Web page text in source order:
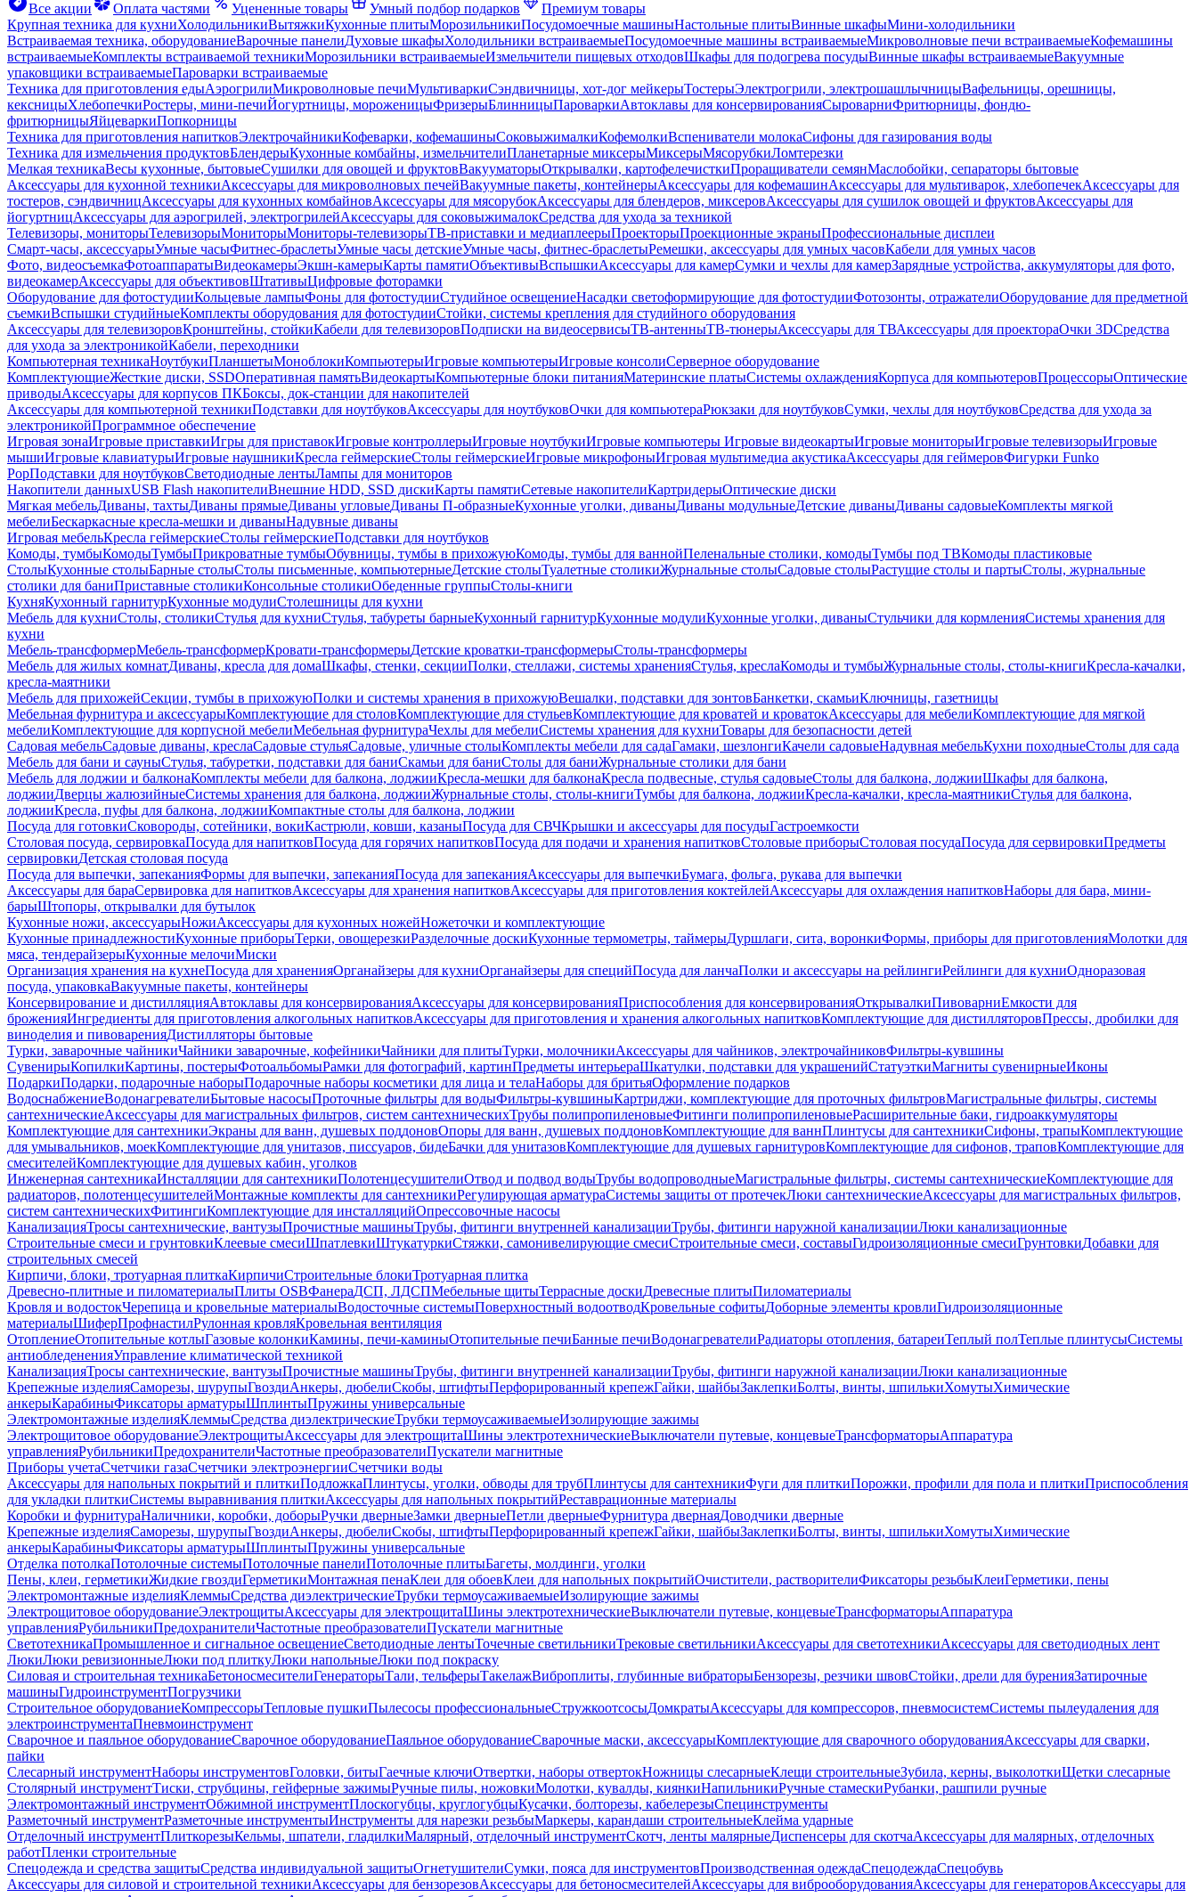
Все акции
Оплата частями Уцененные товары Умный подбор подарков
Премиум товары
Крупная техника для кухниХолодильникиВытяжкиКухонные плитыМорозильникиПосудомоечные машиныНастольные плитыВинные шкафыМини-холодильники
Встраиваемая техника, оборудованиеВарочные панелиДуховые шкафыХолодильники встраиваемыеПосудомоечные машины встраиваемыеМикроволновые печи встраиваемыеКофемашины
встраиваемыеКомплекты встраиваемой техникиМорозильники встраиваемыеИзмельчители пищевых отходовШкафы для подогрева посудыВинные шкафы встраиваемыеВакуумные
упаковщики встраиваемыеПароварки встраиваемые
Техника для приготовления едыАэрогрилиМикроволновые печиМультиваркиСэндвичницы, хот-дог мейкерыТостерыЭлектрогрили, электрошашлычницыВафельницы, орешницы,
кексницыХлебопечкиРостеры, мини-печиЙогуртницы, мороженицыФризерыБлинницыПароваркиАвтоклавы для консервированияСыроварниФритюрницы, фондю-
фритюрницыЯйцеваркиПопкорницы
Техника для приготовления напитковЭлектрочайникиКофеварки, кофемашиныСоковыжималкиКофемолкиВспениватели молокаСифоны для газирования воды
Техника для измельчения продуктовБлендерыКухонные комбайны, измельчителиПланетарные миксерыМиксерыМясорубкиЛомтерезки
Мелкая техникаВесы кухонные, бытовыеСушилки для овощей и фруктовВакууматорыОткрывалки, картофелечисткиПроращиватели семянМаслобойки, сепараторы бытовые
Аксессуары для кухонной техникиАксессуары для микроволновых печейВакуумные пакеты, контейнерыАксессуары для кофемашинАксессуары для мультиварок, хлебопечекАксессуары для
тостеров, сэндвичницАксессуары для кухонных комбайновАксессуары для мясорубокАксессуары для блендеров, миксеровАксессуары для сушилок овощей и фруктовАксессуары для
йогуртницАксессуары для аэрогрилей, электрогрилейАксессуары для соковыжималокСредства для ухода за техникой
Телевизоры, мониторыТелевизорыМониторыМониторы-телевизорыТВ-приставки и медиаплеерыПроекторыПроекционные экраныПрофессиональные дисплеи
Смарт-часы, аксессуарыУмные часыФитнес-браслетыУмные часы детскиеУмные часы, фитнес-браслетыРемешки, аксессуары для умных часовКабели для умных часов
Фото, видеосъемкаФотоаппаратыВидеокамерыЭкшн-камерыКарты памятиОбъективыВспышкиАксессуары для камерСумки и чехлы для камерЗарядные устройства, аккумуляторы для фото,
видеокамерАксессуары для объективовШтативыЦифровые фоторамки
Оборудование для фотостудииКольцевые лампыФоны для фотостудииСтудийное освещениеНасадки светоформирующие для фотостудииФотозонты, отражателиОборудование для предметной
съемкиВспышки студийныеКомплекты оборудования для фотостудииСтойки, системы крепления для студийного оборудования
Аксессуары для телевизоровКронштейны, стойкиКабели для телевизоровПодписки на видеосервисыТВ-антенныТВ-тюнерыАксессуары для ТВАксессуары для проектораОчки 3DСредства
для ухода за электроникойКабели, переходники
Компьютерная техникаНоутбукиПланшетыМоноблокиКомпьютерыИгровые компьютерыИгровые консолиСерверное оборудование
КомплектующиеЖесткие диски, SSDОперативная памятьВидеокартыКомпьютерные блоки питанияМатеринские платыСистемы охлажденияКорпуса для компьютеровПроцессорыОптические
приводыАксессуары для корпусов ПКБоксы, док-станции для накопителей
Аксессуары для компьютерной техникиПодставки для ноутбуковАксессуары для ноутбуковОчки для компьютераРюкзаки для ноутбуковСумки, чехлы для ноутбуковСредства для ухода за
электроникойПрограммное обеспечение
Игровая зонаИгровые приставкиИгры для приставокИгровые контроллерыИгровые ноутбукиИгровые компьютеры Игровые видеокартыИгровые мониторыИгровые телевизорыИгровые
мышиИгровые клавиатурыИгровые наушникиКресла геймерскиеСтолы геймерскиеИгровые микрофоныИгровая мультимедиа акустикаАксессуары для геймеровФигурки Funko
PopПодставки для ноутбуковСветодиодные лентыЛампы для мониторов
Накопители данныхUSB Flash накопителиВнешние HDD, SSD дискиКарты памятиСетевые накопителиКартридерыОптические диски
Мягкая мебельДиваны, тахтыДиваны прямыеДиваны угловыеДиваны П-образныеКухонные уголки, диваныДиваны модульныеДетские диваныДиваны садовыеКомплекты мягкой
мебелиБескаркасные кресла-мешки и диваныНадувные диваны
Игровая мебельКресла геймерскиеСтолы геймерскиеПодставки для ноутбуков
Комоды, тумбыКомодыТумбыПрикроватные тумбыОбувницы, тумбы в прихожуюКомоды, тумбы для ваннойПеленальные столики, комодыТумбы под ТВКомоды пластиковые
СтолыКухонные столыБарные столыСтолы письменные, компьютерныеДетские столыТуалетные столикиЖурнальные столыСадовые столыРастущие столы и партыСтолы, журнальные
столики для баниПриставные столикиКонсольные столикиОбеденные группыСтолы-книги
КухняКухонный гарнитурКухонные модулиСтолешницы для кухни
Мебель для кухниСтолы, столикиСтулья для кухниСтулья, табуреты барныеКухонный гарнитурКухонные модулиКухонные уголки, диваныСтульчики для кормленияСистемы хранения для
кухни
Мебель-трансформерМебель-трансформерКровати-трансформерыДетские кроватки-трансформерыСтолы-трансформеры
Мебель для жилых комнатДиваны, кресла для домаШкафы, стенки, секцииПолки, стеллажи, системы храненияСтулья, креслаКомоды и тумбыЖурнальные столы, столы-книгиКресла-качалки,
кресла-маятники
Мебель для прихожейСекции, тумбы в прихожуюПолки и системы хранения в прихожуюВешалки, подставки для зонтовБанкетки, скамьиКлючницы, газетницы
Мебельная фурнитура и аксессуарыКомплектующие для столовКомплектующие для стульевКомплектующие для кроватей и кроватокАксессуары для мебелиКомплектующие для мягкой
мебелиКомплектующие для корпусной мебелиМебельная фурнитураЧехлы для мебелиСистемы хранения для кухниТовары для безопасности детей
Садовая мебельСадовые диваны, креслаСадовые стульяСадовые, уличные столыКомплекты мебели для садаГамаки, шезлонгиКачели садовыеНадувная мебельКухни походныеСтолы для сада
Мебель для бани и сауныСтулья, табуретки, подставки для баниСкамьи для баниСтолы для баниЖурнальные столики для бани
Мебель для лоджии и балконаКомплекты мебели для балкона, лоджииКресла-мешки для балконаКресла подвесные, стулья садовыеСтолы для балкона, лоджииШкафы для балкона,
лоджииДверцы жалюзийныеСистемы хранения для балкона, лоджииЖурнальные столы, столы-книгиТумбы для балкона, лоджииКресла-качалки, кресла-маятникиСтулья для балкона,
лоджииКресла, пуфы для балкона, лоджииКомпактные столы для балкона, лоджии
Посуда для готовкиСковороды, сотейники, вокиКастрюли, ковши, казаныПосуда для СВЧКрышки и аксессуары для посудыГастроемкости
Столовая посуда, сервировкаПосуда для напитковПосуда для горячих напитковПосуда для подачи и хранения напитковСтоловые приборыСтоловая посудаПосуда для сервировкиПредметы
сервировкиДетская столовая посуда
Посуда для выпечки, запеканияФормы для выпечки, запеканияПосуда для запеканияАксессуары для выпечкиБумага, фольга, рукава для выпечки
Аксессуары для бараСервировка для напитковАксессуары для хранения напитковАксессуары для приготовления коктейлейАксессуары для охлаждения напитковНаборы для бара, мини-
барыШтопоры, открывалки для бутылок
Кухонные ножи, аксессуарыНожиАксессуары для кухонных ножейНожеточки и комплектующие
Кухонные принадлежностиКухонные приборыТерки, овощерезкиРазделочные доскиКухонные термометры, таймерыДуршлаги, сита, воронкиФормы, приборы для приготовленияМолотки для
мяса, тендерайзерыКухонные мелочиМиски
Организация хранения на кухнеПосуда для храненияОрганайзеры для кухниОрганайзеры для специйПосуда для ланчаПолки и аксессуары на рейлингиРейлинги для кухниОдноразовая
посуда, упаковкаВакуумные пакеты, контейнеры
Консервирование и дистилляцияАвтоклавы для консервированияАксессуары для консервированияПриспособления для консервированияОткрывалкиПивоварниЕмкости для
броженияИнгредиенты для приготовления алкогольных напитковАксессуары для приготовления и хранения алкогольных напитковКомплектующие для дистилляторовПрессы, дробилки для
виноделия и пивоваренияДистилляторы бытовые
Турки, заварочные чайникиЧайники заварочные, кофейникиЧайники для плитыТурки, молочникиАксессуары для чайников, электрочайниковФильтры-кувшины
СувенирыКопилкиКартины, постерыФотоальбомыРамки для фотографий, картинПредметы интерьераШкатулки, подставки для украшенийСтатуэткиМагниты сувенирныеИконы
ПодаркиПодарки, подарочные наборыПодарочные наборы косметики для лица и телаНаборы для бритьяОформление подарков
ВодоснабжениеВодонагревателиБытовые насосыПроточные фильтры для водыФильтры-кувшиныКартриджи, комплектующие для проточных фильтровМагистральные фильтры, системы
сантехническиеАксессуары для магистральных фильтров, систем сантехническихТрубы полипропиленовыеФитинги полипропиленовыеРасширительные баки, гидроаккумуляторы
Комплектующие для сантехникиЭкраны для ванн, душевых поддоновОпоры для ванн, душевых поддоновКомплектующие для ваннПлинтусы для сантехникиСифоны, трапыКомплектующие
для умывальников, моекКомплектующие для унитазов, писсуаров, бидеБачки для унитазовКомплектующие для душевых гарнитуровКомплектующие для сифонов, траповКомплектующие для
смесителейКомплектующие для душевых кабин, уголков
Инженерная сантехникаИнсталляции для сантехникиПолотенцесушителиОтвод и подвод водыТрубы водопроводныеМагистральные фильтры, системы сантехническиеКомплектующие для
радиаторов, полотенцесушителейМонтажные комплекты для сантехникиРегулирующая арматураСистемы защиты от протечекЛюки сантехническиеАксессуары для магистральных фильтров,
систем сантехническихФитингиКомплектующие для инсталляцийОпрессовочные насосы
КанализацияТросы сантехнические, вантузыПрочистные машиныТрубы, фитинги внутренней канализацииТрубы, фитинги наружной канализацииЛюки канализационные
Строительные смеси и грунтовкиКлеевые смесиШпатлевкиШтукатуркиСтяжки, самонивелирующие смесиСтроительные смеси, составыГидроизоляционные смесиГрунтовкиДобавки для
строительных смесей
Кирпичи, блоки, тротуарная плиткаКирпичиСтроительные блокиТротуарная плитка
Древесно-плитные и пиломатериалыПлиты OSBФанераДСП, ЛДСПМебельные щитыТеррасные доскиДревесные плитыПиломатериалы
Кровля и водостокЧерепица и кровельные материалыВодосточные системыПоверхностный водоотводКровельные софитыДоборные элементы кровлиГидроизоляционные
материалыШиферПрофнастилРулонная кровляКровельная вентиляция
ОтоплениеОтопительные котлыГазовые колонкиКамины, печи-каминыОтопительные печиБанные печиВодонагревателиРадиаторы отопления, батареиТеплый полТеплые плинтусыСистемы
антиобледененияУправление климатической техникой
КанализацияТросы сантехнические, вантузыПрочистные машиныТрубы, фитинги внутренней канализацииТрубы, фитинги наружной канализацииЛюки канализационные
Крепежные изделияСаморезы, шурупыГвоздиАнкеры, дюбелиСкобы, штифтыПерфорированный крепежГайки, шайбыЗаклепкиБолты, винты, шпилькиХомутыХимические
анкерыКарабиныФиксаторы арматурыШплинтыПружины универсальные
Электромонтажные изделияКлеммыСредства диэлектрическиеТрубки термоусаживаемыеИзолирующие зажимы
Электрощитовое оборудованиеЭлектрощитыАксессуары для электрощитаШины электротехническиеВыключатели путевые, концевыеТрансформаторыАппаратура
управленияРубильникиПредохранителиЧастотные преобразователиПускатели магнитные
Приборы учетаСчетчики газаСчетчики электроэнергииСчетчики воды
Аксессуары для напольных покрытий и плиткиПодложкаПлинтусы, уголки, обводы для трубПлинтусы для сантехникиФуги для плиткиПорожки, профили для пола и плиткиПриспособления
для укладки плиткиСистемы выравнивания плиткиАксессуары для напольных покрытийРеставрационные материалы
Коробки и фурнитураНаличники, коробки, доборыРучки дверныеЗамки дверныеПетли дверныеФурнитура двернаяДоводчики дверные
Крепежные изделияСаморезы, шурупыГвоздиАнкеры, дюбелиСкобы, штифтыПерфорированный крепежГайки, шайбыЗаклепкиБолты, винты, шпилькиХомутыХимические
анкерыКарабиныФиксаторы арматурыШплинтыПружины универсальные
Отделка потолкаПотолочные системыПотолочные панелиПотолочные плитыБагеты, молдинги, уголки
Пены, клеи, герметикиЖидкие гвоздиГерметикиМонтажная пенаКлеи для обоевКлеи для напольных покрытийОчистители, растворителиФиксаторы резьбыКлеиГерметики, пены
Электромонтажные изделияКлеммыСредства диэлектрическиеТрубки термоусаживаемыеИзолирующие зажимы
Электрощитовое оборудованиеЭлектрощитыАксессуары для электрощитаШины электротехническиеВыключатели путевые, концевыеТрансформаторыАппаратура
управленияРубильникиПредохранителиЧастотные преобразователиПускатели магнитные
СветотехникаПромышленное и сигнальное освещениеСветодиодные лентыТочечные светильникиТрековые светильникиАксессуары для светотехникиАксессуары для светодиодных лент
ЛюкиЛюки ревизионныеЛюки под плиткуЛюки напольныеЛюки под покраску
Силовая и строительная техникаБетоносмесителиГенераторыТали, тельферыТакелажВиброплиты, глубинные вибраторыБензорезы, резчики швовСтойки, дрели для буренияЗатирочные
машиныГидроинструментПогрузчики
Строительное оборудованиеКомпрессорыТепловые пушкиПылесосы профессиональныеСтружкоотсосыДомкратыАксессуары для компрессоров, пневмосистемСистемы пылеудаления для
электроинструментаПневмоинструмент
Сварочное и паяльное оборудованиеСварочное оборудованиеПаяльное оборудованиеСварочные маски, аксессуарыКомплектующие для сварочного оборудованияАксессуары для сварки,
пайки
Слесарный инструментНаборы инструментовГоловки, битыГаечные ключиОтвертки, наборы отвертокНожницы слесарныеКлещи строительныеЗубила, керны, выколоткиЩетки слесарные
Столярный инструментТиски, струбцины, гейферные зажимыРучные пилы, ножовкиМолотки, кувалды, киянкиНапильникиРучные стамескиРубанки, рашпили ручные
Электромонтажный инструментОбжимной инструментПлоскогубцы, круглогубцыКусачки, болторезы, кабелерезыСпецинструменты
Разметочный инструментРазметочные инструментыИнструменты для нарезки резьбыМаркеры, карандаши строительныеКлейма ударные
Отделочный инструментПлиткорезыКельмы, шпатели, гладилкиМалярный, отделочный инструментСкотч, ленты малярныеДиспенсеры для скотчаАксессуары для малярных, отделочных
работПленки строительные
Спецодежда и средства защитыСредства индивидуальной защитыОгнетушителиСумки, пояса для инструментовПроизводственная одеждаСпецодеждаСпецобувь
Аксессуары для силовой и строительной техникиАксессуары для бензорезовАксессуары для бетоносмесителейАксессуары для виброоборудованияАксессуары для генераторовАксессуары для